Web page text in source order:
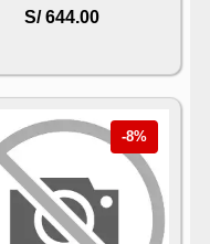
S/ 644.00
-8%